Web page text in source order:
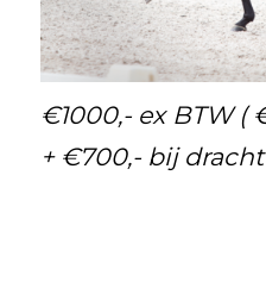
€1000,- ex BTW (
+ €700,- bij